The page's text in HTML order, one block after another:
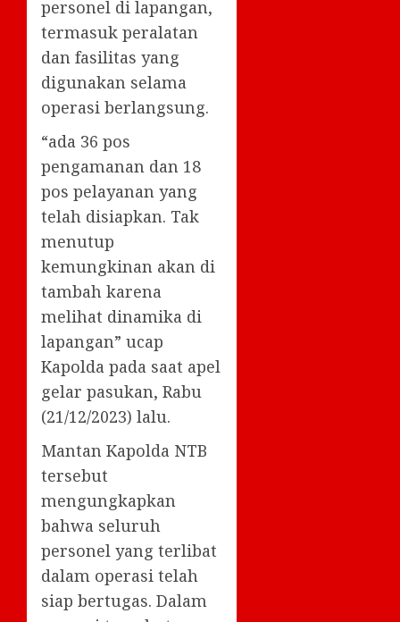
personel di lapangan,
termasuk peralatan
dan fasilitas yang
digunakan selama
operasi berlangsung.
“ada 36 pos
pengamanan dan 18
pos pelayanan yang
telah disiapkan. Tak
menutup
kemungkinan akan di
tambah karena
melihat dinamika di
lapangan” ucap
Kapolda pada saat apel
gelar pasukan, Rabu
(21/12/2023) lalu.
Mantan Kapolda NTB
tersebut
mengungkapkan
bahwa seluruh
personel yang terlibat
dalam operasi telah
siap bertugas. Dalam